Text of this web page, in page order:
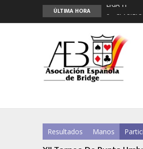
ÚLTIMA HORA
2º
Curso de
ANUNCIATE
NUEVA
Resultados Manos